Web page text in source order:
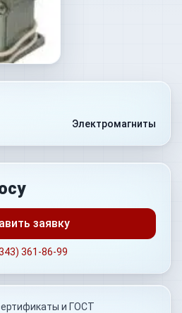
Электромагниты
заявку
361-86-99
и ГОСТ